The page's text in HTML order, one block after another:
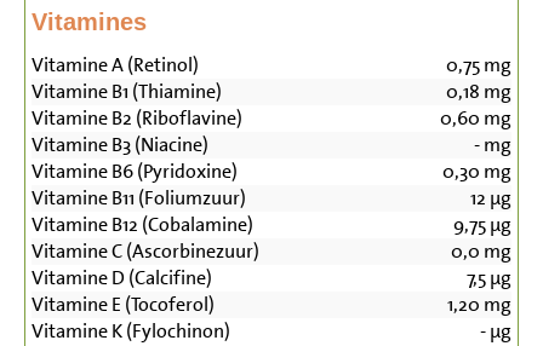
Vitamines
Vitamine A (Retinol) 0,75mg
Vitamine B1 (Thiamine)
0,18 mg
Vitamine B2 (Riboflavine)
0,60 mg
Vitamine B3 (Niacine)
-mg
Vitamine B6 (Pyridoxine)
0,30 mg
Vitamine B11 (Foliumzuur)
12 µg
Vitamine B12 (Cobalamine)
9,75µg
Vitamine C (Ascorbinezuur)
0,0 mg
Vitamine D (Calcifine)
7,5µg
Vitamine E (Tocoferol)
1,20 mg
Vitamine K (Fylochinon)
-µg